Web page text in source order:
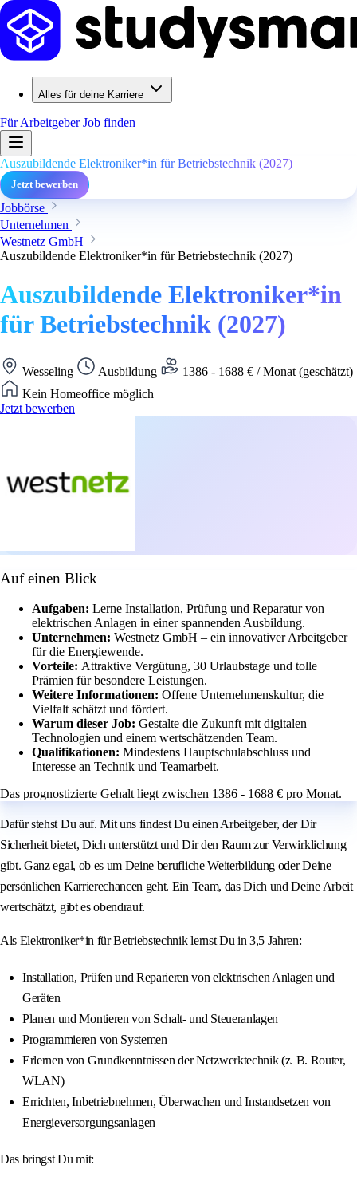
Alles für deine Karriere
Für ArbeitgeberJob finden
Auszubildende Elektroniker*in für Betriebstechnik (2027)
Jetzt bewerben
Jobbörse
Unternehmen
Westnetz GmbH
Auszubildende Elektroniker*in für Betriebstechnik (2027)
Auszubildende Elektroniker*in
für Betriebstechnik (2027)
Wesseling Ausbildung
1386 - 1688 € / Monat (geschätzt)
Kein Homeoffice möglich
Jetzt bewerben
Auf einen Blick
Aufgaben: Lerne Installation, Prüfung und Reparatur von
elektrischen Anlagen in einer spannenden Ausbildung.
Unternehmen: Westnetz GmbH – ein innovativer Arbeitgeber
für die Energiewende.
Vorteile: Attraktive Vergütung, 30 Urlaubstage und tolle
Prämien für besondere Leistungen.
Weitere Informationen: Offene Unternehmenskultur, die
Vielfalt schätzt und fördert.
Warum dieser Job: Gestalte die Zukunft mit digitalen
Technologien und einem wertschätzenden Team.
Qualifikationen: Mindestens Hauptschulabschluss und
Interesse an Technik und Teamarbeit.
Das prognostizierte Gehalt liegt zwischen 1386 - 1688 € pro Monat.
Dafür stehst Du auf. Mit uns findest Du einen Arbeitgeber, der Dir
Sicherheit bietet, Dich unterstützt und Dir den Raum zur Verwirklichung
gibt. Ganz egal, ob es um Deine berufliche Weiterbildung oder Deine
persönlichen Karrierechancen geht. Ein Team, das Dich und Deine Arbeit
wertschätzt, gibt es obendrauf.
Als Elektroniker*in für Betriebstechnik lernst Du in 3,5 Jahren:
Installation, Prüfen und Reparieren von elektrischen Anlagen und
Geräten
Planen und Montieren von Schalt- und Steueranlagen
Programmieren von Systemen
Erlernen von Grundkenntnissen der Netzwerktechnik (z. B. Router,
WLAN)
Errichten, Inbetriebnehmen, Überwachen und Instandsetzen von
Energieversorgungsanlagen
Das bringst Du mit: